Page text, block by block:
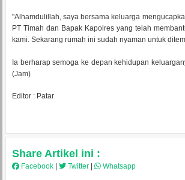
"Alhamdulillah, saya bersama keluarga
PT Timah dan Bapak Kapolres yang telah
kami. Sekarang rumah ini sudah nyaman untuk
Ia berharap semoga ke depan kehidupan
(Jam)
Editor : Patar
Share Artikel ini :
Facebook Twitter Whatsapp